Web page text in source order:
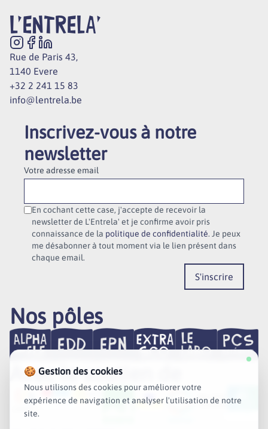
L'ENTRELA'
Rue de Paris 43,
1140 Evere
+32 2 241 15 83
info@lentrela.be
Inscrivez-vous à notre
newsletter
Votre adresse email
En cochant cette case, j'accepte de recevoir la
newsletter de L'Entrela' et je confirme avoir pris
connaissance de la politique de confidentialité. Je peux
me désabonner à tout moment via le lien présent dans
chaque email.
S'inscrire
Nos pôles
Avec le soutien de
🍪 Gestion des cookies
Nous utilisons des cookies pour améliorer votre
expérience de navigation et analyser l'utilisation de notre
site.